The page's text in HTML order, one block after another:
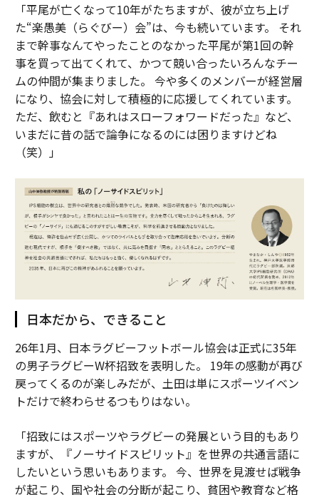
「平尾が亡くなって10年がたちますが、彼が立ち上げ
た“楽愚美（らぐびー）会”は、今も続いています。 それ
まで幹事なんてやったことのなかった平尾が第1回の幹
事を買って出てくれて、かつて競い合ったいろんなチー
ムの仲間が集まりました。 今や多くのメンバーが経営層
になり、協会に対して積極的に応援してくれています。
ただ、飲むと『あれはスローフォワードだった』など、
いまだに昔の話で論争になるのには困りますけどね
（笑）」
日本だから、できること
26年1月、日本ラグビーフットボール協会は正式に35年
の男子ラグビーW杯招致を表明した。 19年の感動が再び
戻ってくるのが楽しみだが、土田は単にスポーツイベン
トだけで終わらせるつもりはない。
「招致にはスポーツやラグビーの発展という目的もあり
ますが、『ノーサイドスピリット』を世界の共通言語に
したいという思いもあります。 今、世界を見渡せば戦争
が起こり、国や社会の分断が起こり、貧困や教育など格